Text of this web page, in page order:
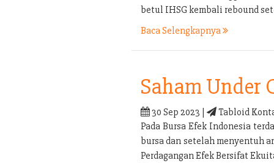
betul IHSG kembali rebound
Baca Selengkapnya
Saham Under
30 Sep 2023 |
Tabloid
Pada Bursa Efek Indonesia
bursa dan setelah menyentuh
Perdagangan Efek Bersifat